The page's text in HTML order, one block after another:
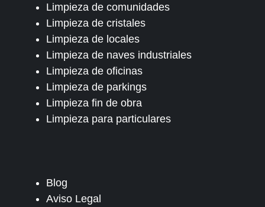
Limpieza de comunidades
Limpieza de cristales
Limpieza de locales
Limpieza de naves industriales
Limpieza de oficinas
Limpieza de parkings
Limpieza fin de obra
Limpieza para particulares
Blog
Aviso Legal